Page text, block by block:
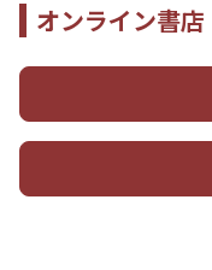
オンライン書店